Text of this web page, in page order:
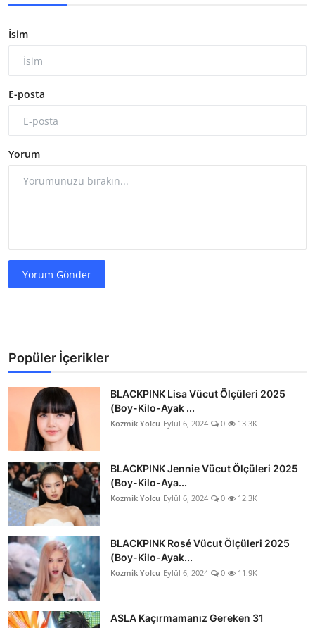
İsim
E-posta
Yorum
Yorum Gönder
Popüler İçerikler
BLACKPINK Lisa Vücut Ölçüleri 2025
(Boy-Kilo-Ayak ...
Kozmik Yolcu Eylül 6, 2024 0 13.3K
BLACKPINK Jennie Vücut Ölçüleri 2025
(Boy-Kilo-Aya...
Kozmik Yolcu Eylül 6, 2024 0 12.3K
BLACKPINK Rosé Vücut Ölçüleri 2025
(Boy-Kilo-Ayak...
Kozmik Yolcu Eylül 6, 2024 0 11.9K
ASLA Kaçırmamanız Gereken 31